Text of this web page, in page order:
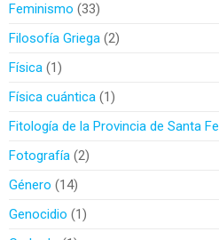
Feminismo 33
Filosofía Griega 2
Física 1
Física cuántica 1
Fitología de la Provincia de Santa Fe
Fotografía 2
Género
14
Genocidio
1